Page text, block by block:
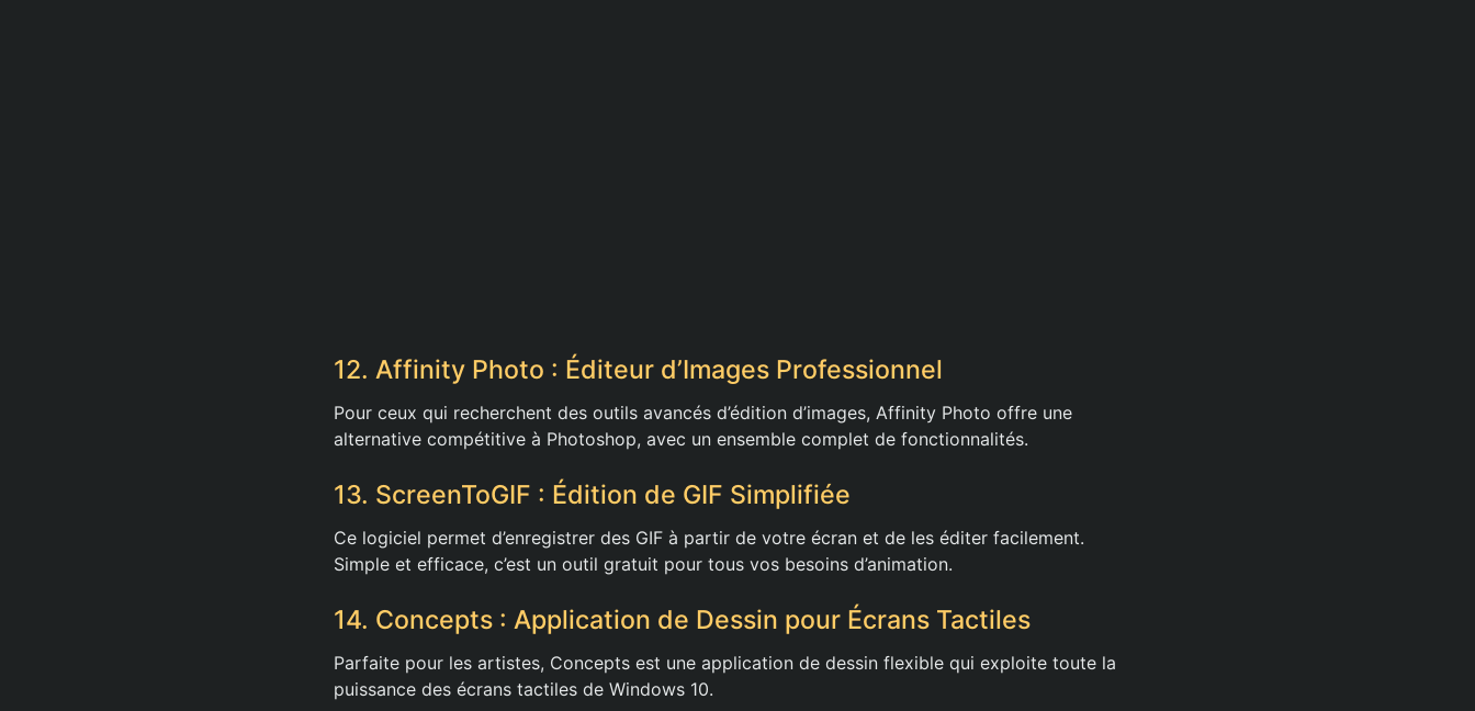
12. Affinity Photo : Éditeur d’Images Professionnel
Pour ceux qui recherchent des outils avancés d’édition d’images, Affinity Photo offre une
alternative compétitive à Photoshop, avec un ensemble complet de fonctionnalités.
13. ScreenToGIF : Édition de GIF Simplifiée
Ce logiciel permet d’enregistrer des GIF à partir de votre écran et de les éditer facilement.
Simple et efficace, c’est un outil gratuit pour tous vos besoins d’animation.
14. Concepts : Application de Dessin pour Écrans Tactiles
Parfaite pour les artistes, Concepts est une application de dessin flexible qui exploite toute la
puissance des écrans tactiles de Windows 10.